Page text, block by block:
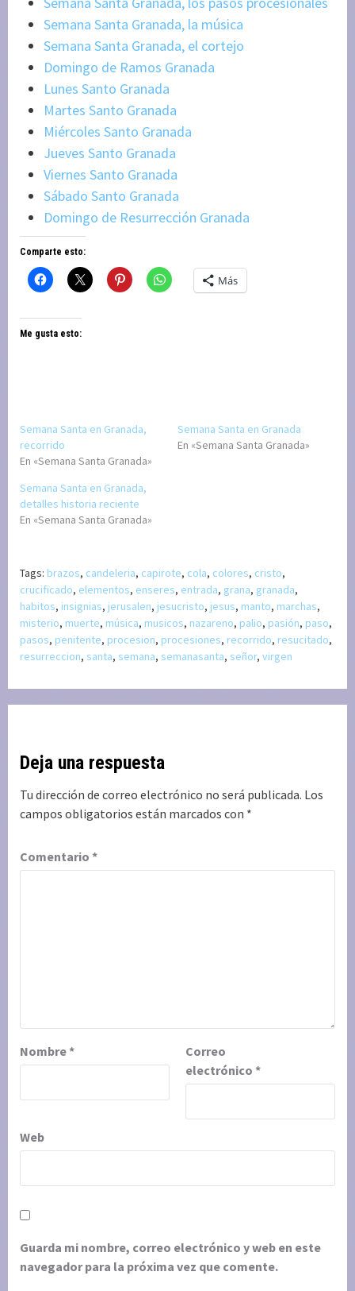
Semana Santa Granada, la música
Semana Santa Granada, el cortejo
Domingo de Ramos Granada
Lunes Santo Granada
Martes Santo Granada
Miércoles Santo Granada
Jueves Santo Granada
Viernes Santo Granada
Sábado Santo Granada
Domingo de Resurrección Granada
Comparte esto:
Más
Me gusta esto:
Semana Santa en Granada,
recorrido
En «Semana Santa Granada»
Semana Santa en Granada
En «Semana Santa Granada»
Semana Santa en Granada,
detalles historia reciente
En «Semana Santa Granada»
Tags: brazos, candeleria, capirote, cola, colores, cristo,
crucificado, elementos, enseres, entrada, grana, granada,
habitos, insignias, jerusalen, jesucristo, jesus, manto, marchas,
misterio, muerte, música, musicos, nazareno, palio, pasión, paso,
pasos, penitente, procesion, procesiones, recorrido, resucitado,
resurreccion, santa, semana, semanasanta, señor, virgen
Deja una respuesta
Tu dirección de correo electrónico no será publicada. Los
campos obligatorios están marcados con *
Comentario *
Nombre*
Correo
electrónico *
Web
Guarda mi nombre, correo electrónico y web en este
navegador para la próxima vez que comente.